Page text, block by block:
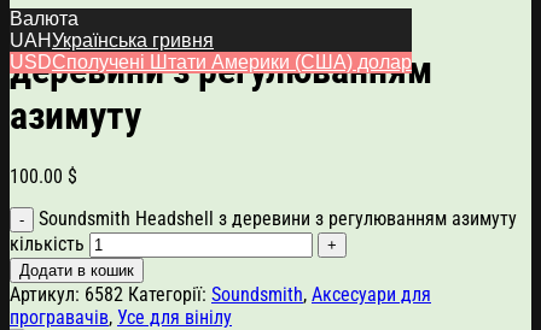
Soundsmith Headshell з
деревини з регулюванням
азимуту
100.00 $
Soundsmith Headshell з деревини з регулюванням азимуту
кількість
Додати в кошик
Артикул: 6582 Категорії: Soundsmith, Аксесуари для
програвачів, Усе для вінілу
Валюта
UAHУкраїнська гривня
USDСполучені Штати Америки (США) долар